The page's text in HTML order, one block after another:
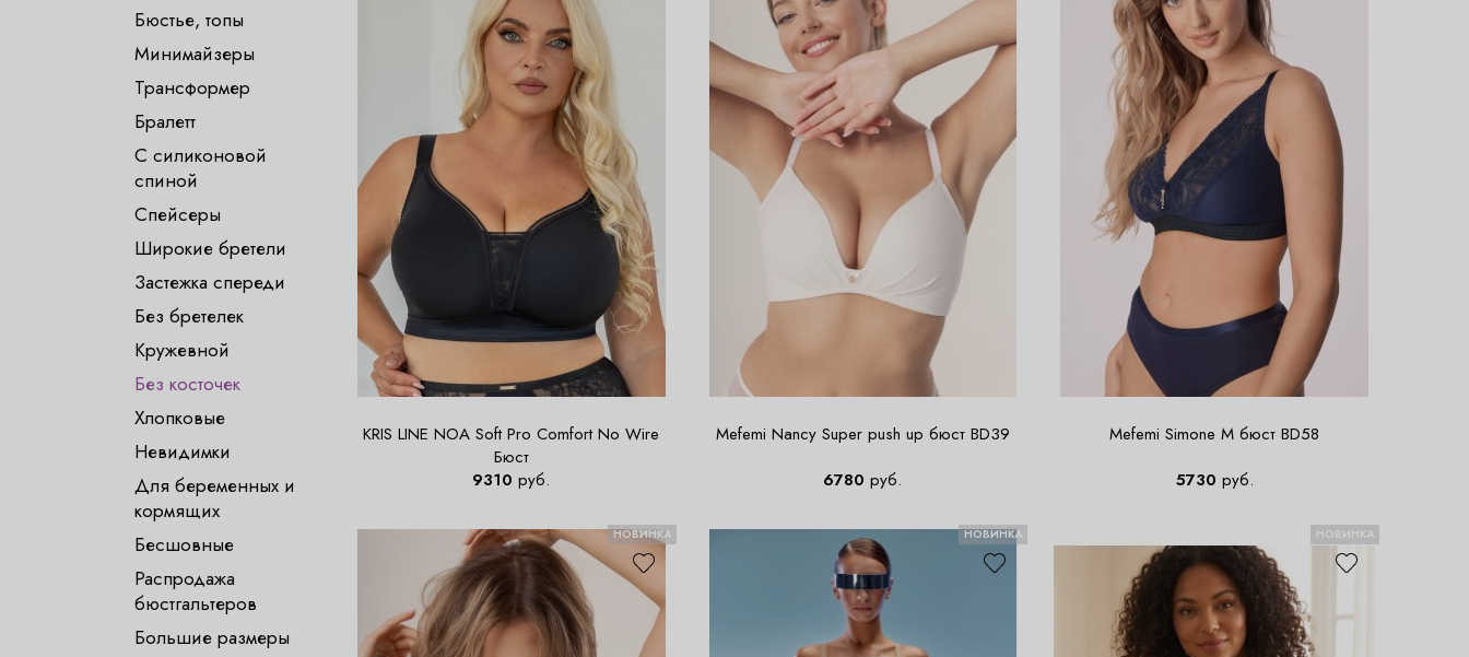
Бюстье, топы
Минимайзеры
Трансформер
Бралетт
С силиконовой
спиной
Спейсеры
Широкие бретели
Застежка спереди
Без бретелек
Кружевной
Без косточек
Хлопковые
Невидимки
Для беременных и
кормящих
Бесшовные
Распродажа
бюстгальтеров
Большие размеры
KRIS LINE NOA Soft Pro Comfort No Wire
Бюст
9310 руб.
Mefemi Nancy Super push up бюст BD39
6780 руб.
Mefemi Simone M бюст BD58
5730 руб.
НОВИНКА НОВИНКА НОВИНКА